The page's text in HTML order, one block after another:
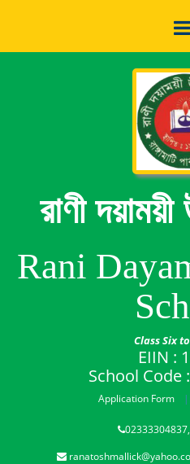
রাণী
Rani
Class Six
EIIN :
School Code
Application Form